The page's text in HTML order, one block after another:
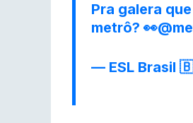
Pra galera
metrô? 👀
— ESL Brasil